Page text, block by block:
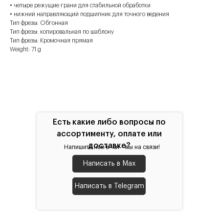
• четыре режущие грани для стабильной обработки
• нижний направляющий подшипник для точного ведения
Тип фрезы: Обгонная
Тип фрезы: копировальная по шаблону
Тип фрезы: Кромочная прямая
Weight: 71 g
Есть какие либо вопросы по
ассортименту, оплате или
доставке?
Напишите нам в чат - мы на связи!
Написать в Max
Написать в Telegram